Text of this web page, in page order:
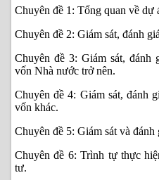
Chuyên đề 1: Tổng quan về dự
Chuyên đề 2: Giám sát, đánh
Chuyên đề 3: Giám sát,
vốn Nhà nước trở nên.
Chuyên đề 4: Giám sát, đánh
vốn khác.
Chuyên đề 5: Giám sát và đánh
Chuyên đề 6: Trình tự thực
tư.